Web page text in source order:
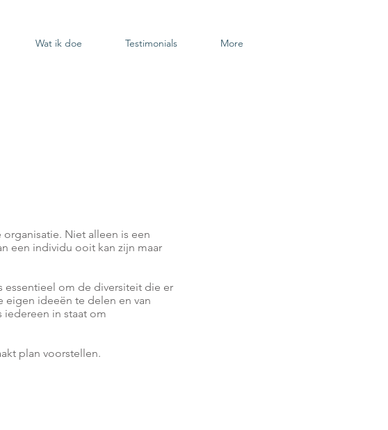
Wat ik doe Testimonials More
Niet alleen is een
een individu ooit kan zijn maar
essentieel om de diversiteit die er
eigen ideeën te delen en van
in staat om
plan voorstellen.